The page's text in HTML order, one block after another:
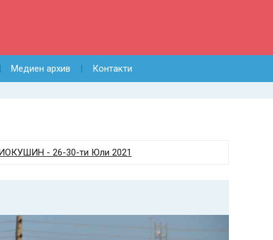
Медиен архив Контакти
- 26-30-ти Юли 2021